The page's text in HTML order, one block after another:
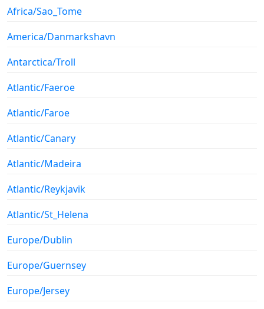
Africa/Sao_Tome
America/Danmarkshavn
Antarctica/Troll
Atlantic/Faeroe
Atlantic/Faroe
Atlantic/Canary
Atlantic/Madeira
Atlantic/Reykjavik
Atlantic/St_Helena
Europe/Dublin
Europe/Guernsey
Europe/Jersey